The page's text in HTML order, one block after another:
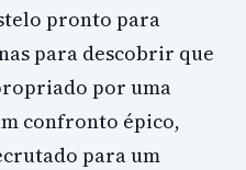
pronto para
para descobrir que
por uma
confronto épico,
para um